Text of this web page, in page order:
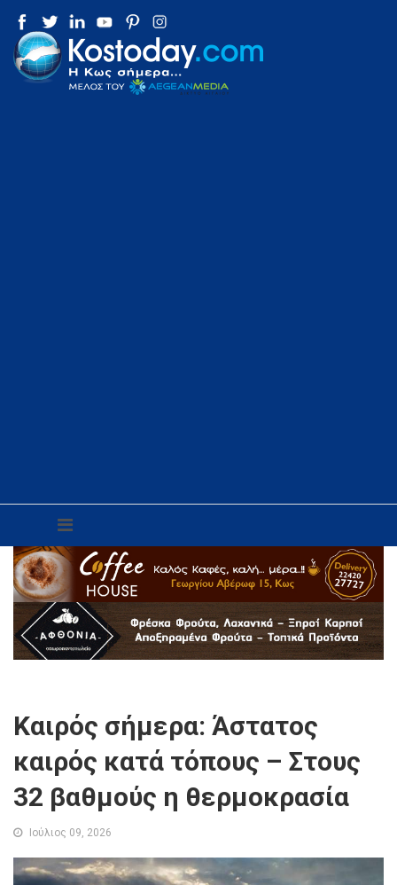
Καιρός σήμερα: Άστατος
καιρός κατά τόπους – Στους
32 βαθμούς η θερμοκρασία
Ιούλιος 09, 2026